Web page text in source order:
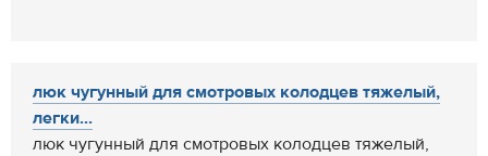
люк чугунный для смотровых колодцев тяжелый,
легки...
люк чугунный для смотровых колодцев тяжелый,